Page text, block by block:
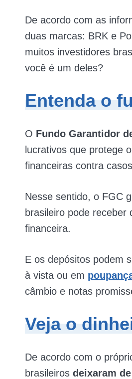
De acordo com as
duas marcas: BRK e
muitos investidores
você é um deles?
Entenda o
O Fundo Garantidor
lucrativos que protege
financeiras contra
Nesse sentido, o FGC
brasileiro pode receber
financeira.
E os depósitos podem
à vista ou em
câmbio e notas
Veja o
De acordo com o
brasileiros deixaram